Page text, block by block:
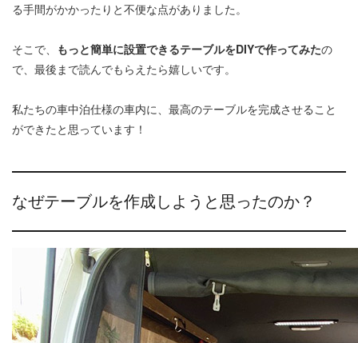
る手間がかかったりと不便な点がありました。
そこで、 もっと簡単に設置できるテーブルをDIYで作ってみたの
で、最後まで読んでもらえたら嬉しいです。
私たちの車中泊仕様の車内に、最高のテーブルを完成させること
ができたと思っています！
なぜテーブルを作成しようと思ったのか？